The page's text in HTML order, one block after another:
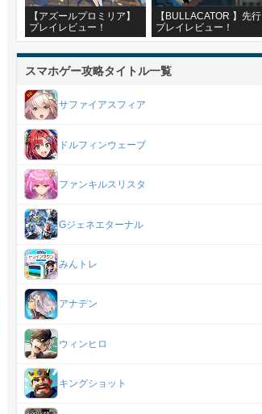
【アズールプロミリア】
プレイレビュー！
【BULLACATOR 】先行
プレイレビュー！
スマホゲー攻略タイトル一覧
サファイアスフィア
ドルフィンウェーブ
ファンキルスリスタ
Gジェネエターナル
みんトレ
アナデン
ウィンヒロ
キングショット